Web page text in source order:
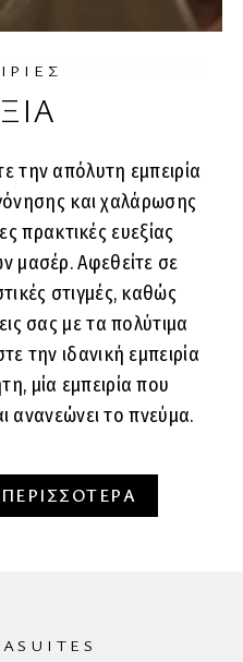
την απόλυτη εμπειρία
και χαλάρωσης
πρακτικές ευεξίας
μασέρ. Αφεθείτε σε
στιγμές, καθώς
σας με τα πολύτιμα
την ιδανική εμπειρία
μία εμπειρία που
ανανεώνει το πνεύμα.